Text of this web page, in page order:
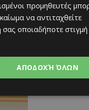
προμηθευτές
να αντιταχθείτε
οποιαδήποτε στιγμή
ΑΠΟΔΟΧΉ ΌΛΩΝ